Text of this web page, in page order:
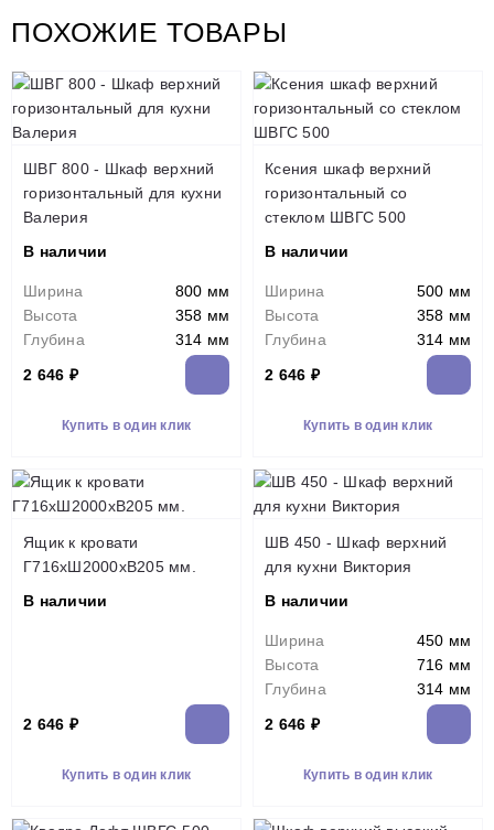
ПОХОЖИЕ ТОВАРЫ
ШВГ 800 - Шкаф верхний
горизонтальный для кухни
Валерия
В наличии
Ширина
800 мм
Высота
358 мм
Глубина
314 мм
2 646 ₽
Купить в один клик
Ксения шкаф верхний
горизонтальный со
стеклом ШВГС 500
В наличии
Ширина
500 мм
Высота
358 мм
Глубина
314 мм
2 646 ₽
Купить в один клик
Ящик к кровати
Г716хШ2000хВ205 мм.
В наличии
2 646 ₽
Купить в один клик
ШВ 450 - Шкаф верхний
для кухни Виктория
В наличии
Ширина
450 мм
Высота
716 мм
Глубина
314 мм
2 646 ₽
Купить в один клик